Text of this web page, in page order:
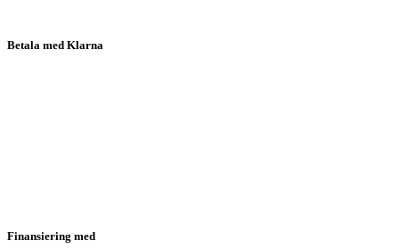
Betala med Klarna
Finansiering med